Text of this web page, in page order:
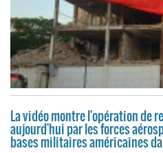
La vidéo montre l'opération de
aujourd'hui par les forces
bases militaires américaines